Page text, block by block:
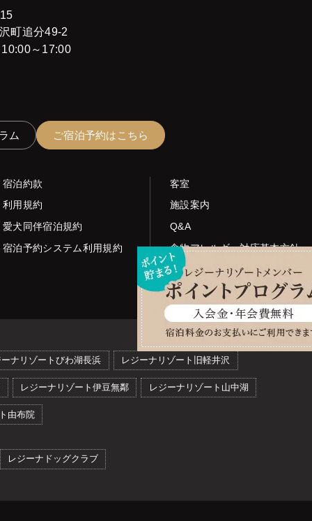
町追分49-2
10:00～17:00
ム ご宿泊予約はこちら
宿泊約款
客室
利用規約
施設案内
愛犬同伴宿泊規約
Q&A
宿泊予約システム利用規約
食物アレルギー対応基本方針
(2018年6月1日より導入)
ーナリゾートびわ湖長浜 レジーナリゾート旧軽井沢
レジーナリゾート伊豆無鄰 レジーナリゾート山中湖
由布院
レジーナドッグクラブ